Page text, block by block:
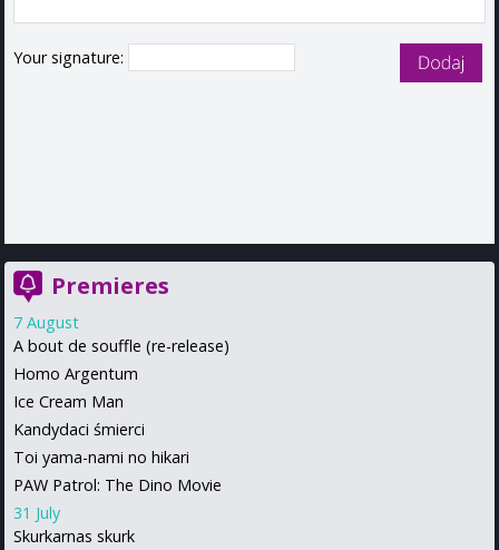
Your signature:
Premieres
7 August
A bout de souffle (re-release)
Homo Argentum
Ice Cream Man
Kandydaci śmierci
Toi yama-nami no hikari
PAW Patrol: The Dino Movie
31 July
Skurkarnas skurk